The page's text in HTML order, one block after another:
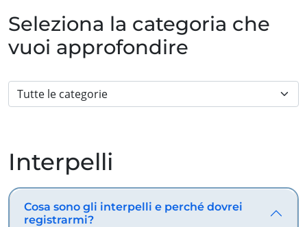
Seleziona la categoria che
vuoi approfondire
Interpelli
Cosa sono gli interpelli e perché dovrei
registrarmi?